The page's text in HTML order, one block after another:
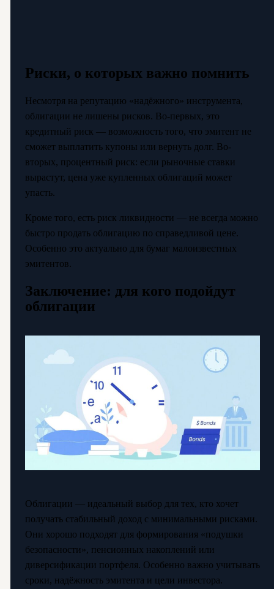
Риски, о которых важно помнить
Несмотря на репутацию «надёжного» инструмента,
облигации не лишены рисков. Во-первых, это
кредитный риск — возможность того, что эмитент не
сможет выплатить купоны или вернуть долг. Во-
вторых, процентный риск: если рыночные ставки
вырастут, цена уже купленных облигаций может
упасть.
Кроме того, есть риск ликвидности — не всегда можно
быстро продать облигацию по справедливой цене.
Особенно это актуально для бумаг малоизвестных
эмитентов.
Заключение: для кого подойдут
облигации
Облигации — идеальный выбор для тех, кто хочет
получать стабильный доход с минимальными рисками.
Они хорошо подходят для формирования «подушки
безопасности», пенсионных накоплений или
диверсификации портфеля. Особенно важно учитывать
сроки, надёжность эмитента и цели инвестора.